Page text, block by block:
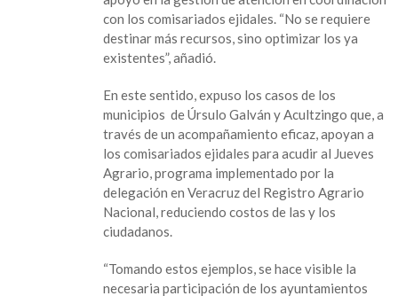
con los comisariados ejidales. “No se requiere
destinar más recursos, sino optimizar los ya
existentes”, añadió.
En este sentido, expuso los casos de los
municipios de Úrsulo Galván y Acultzingo que, a
través de un acompañamiento eficaz, apoyan a
los comisariados ejidales para acudir al Jueves
Agrario, programa implementado por la
delegación en Veracruz del Registro Agrario
Nacional, reduciendo costos de las y los
ciudadanos.
“Tomando estos ejemplos, se hace visible la
necesaria participación de los ayuntamientos